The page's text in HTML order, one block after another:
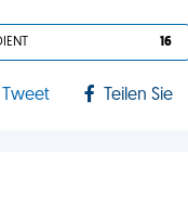
16
Tweet Teilen Sie